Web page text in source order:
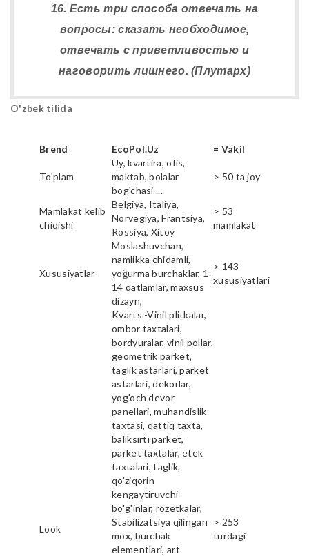
16. Есть три способа отвечать на
вопросы: сказать необходимое,
отвечать с приветливостью и
наговорить лишнего. (Плутарх)
O'zbek tilida
Brend EcoPol.Uz = Vakil
To'plam
Uy, kvartira, ofis,
maktab, bolalar
bog'chasi ...
> 50 ta joy
Mamlakat kelib
chiqishi
Belgiya, Italiya,
Norvegiya, Frantsiya,
Rossiya, Xitoy
> 53
mamlakat
Xususiyatlar
Moslashuvchan,
namlikka chidamli,
yoğurma burchaklar, 1-
14 qatlamlar, maxsus
dizayn,
> 143
xususiyatlari
Look
Kvarts -Vinil plitkalar,
ombor taxtalari,
bordyuralar, vinil pollar,
geometrik parket,
taglik astarlari, parket
astarlari, dekorlar,
yog'och devor
panellari, muhandislik
taxtasi, qattiq taxta,
balıksırtı parket,
parket taxtalar, etek
taxtalari, taglik,
qo'ziqorin
kengaytiruvchi
bo'g'inlar, rozetkalar,
Stabilizatsiya qilingan
mox, burchak
elementlari, art
> 253
turdagi